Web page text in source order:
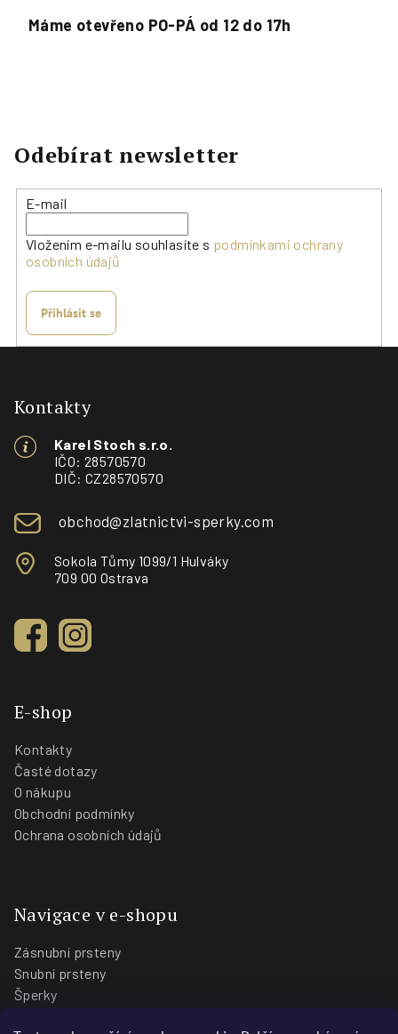
Máme otevřeno PO-PÁ od 12 do 17h
Odebírat newsletter
E-mail
Vložením e-mailu souhlasíte s podmínkami ochrany
osobních údajů
Přihlásit se
Kontakty
Karel Stoch s.r.o.
IČO: 28570570
DIČ: CZ28570570
obchod@zlatnictvi-sperky.com
Sokola Tůmy 1099/1 Hulváky
709 00 Ostrava
E-shop
Kontakty
Časté dotazy
O nákupu
Obchodní podmínky
Ochrana osobních údajů
Navigace v e-shopu
Zásnubní prsteny
Snubní prsteny
Šperky